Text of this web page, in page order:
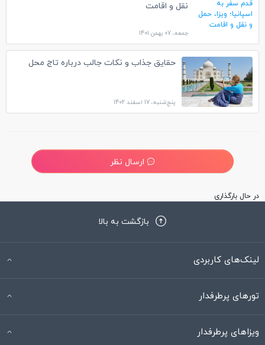
نقل و اقامت
جمعه، 07 بهمن 1401
حقایق جذاب و نکات جالب درباره تاج محل
پنج‌شنبه، 17 اسفند 1402
در حال بارگذاری
بازگشت به بالا
لینک‌های کاربردی
تورهای پرطرفدار
ویزاهای پرطرفدار